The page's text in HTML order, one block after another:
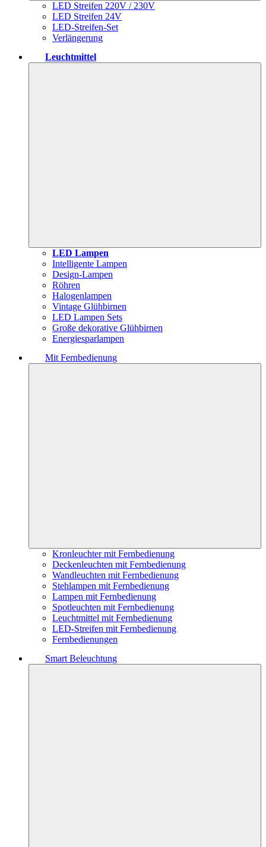
LED Streifen 220V / 230V
LED Streifen 24V
LED-Streifen-Set
Verlängerung
Leuchtmittel
LED Lampen
Intelligente Lampen
Design-Lampen
Röhren
Halogenlampen
Vintage Glühbirnen
LED Lampen Sets
Große dekorative Glühbirnen
Energiesparlampen
Mit Fernbedienung
Kronleuchter mit Fernbedienung
Deckenleuchten mit Fernbedienung
Wandleuchten mit Fernbedienung
Stehlampen mit Fernbedienung
Lampen mit Fernbedienung
Spotleuchten mit Fernbedienung
Leuchtmittel mit Fernbedienung
LED-Streifen mit Fernbedienung
Fernbedienungen
Smart Beleuchtung